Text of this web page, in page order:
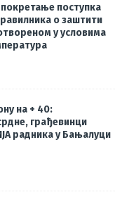
покретање поступка
о заштити
у условима
на + 40:
грађевинци
радника у Бањалуци